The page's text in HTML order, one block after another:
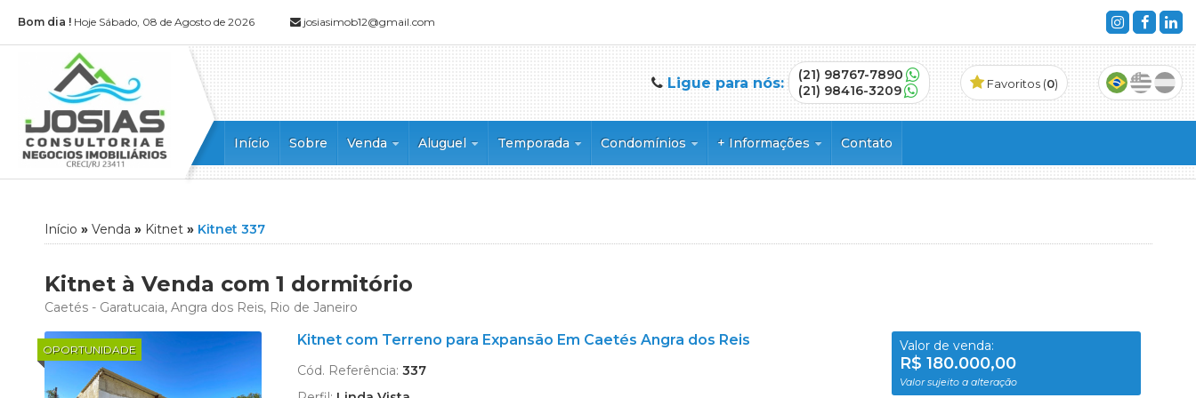
Bom dia ! Hoje Sábado, 08 de Agosto de 2026 josiasimob12@gmail.com
Ligue para nós:
(21) 98767-7890
(21) 98416-3209
Favoritos (0)
Início Sobre Venda
Apartamento (25)
Casa Alto Padrão (4)
Casa em Condomínio (33)
Casa Triplex (4)
Chácara (1)
Aluguel
Apartamento (5)
Casa Triplex (1)
Sítio (1)
Temporada
Apartamento (2)
Casa Duplex (1)
Sítio (2)
Condomínios
Albatroz (3)
Lagoa Azul Residencial (1)
Píer 51 (2)
+ Informações
Comentario
Contato
Início » Venda » Kitnet» Kitnet 337
Kitnet à Venda com 1 dormitório
Caetés - Garatucaia, Angra dos Reis, Rio de Janeiro
OPORTUNIDADE
Kitnet com Terreno para Expansão Em Caetés Angra dos Reis
Cód. Referência: 337
Valor de venda:
R$ 180.000,00
Valor sujeito a alteração